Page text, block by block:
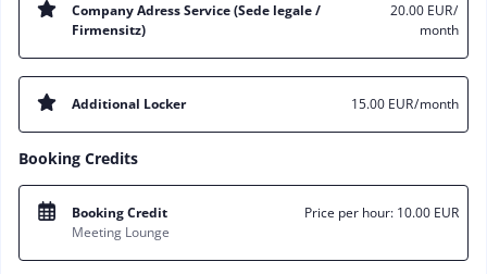
Company Adress Service (Sede legale /
Firmensitz)
20.00 EUR/
month
Additional Locker 15.00 EUR/ month
Booking Credits
Booking Credit
Meeting Lounge
Price per hour: 10.00 EUR